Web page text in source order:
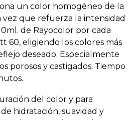
un color homogéneo de la
vez que refuerza la intensidad
de Rayocolor por cada
60, eligiendo los colores más
deseado. Especialmente
porosos y castigados. Tiempo
del color y para
hidratación, suavidad y